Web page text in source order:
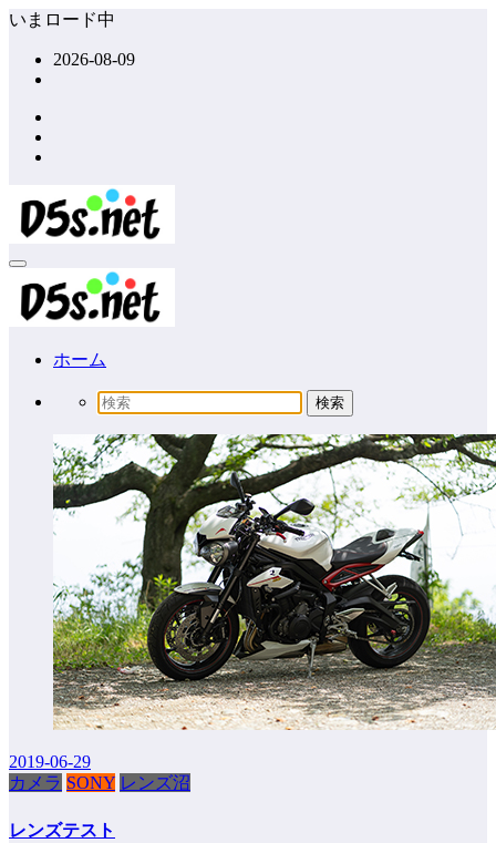
コ
ッ
プ
いまロード中
2026-08-09
ホーム
2019-06-29
カメラ SONY レンズ沼
レンズテスト